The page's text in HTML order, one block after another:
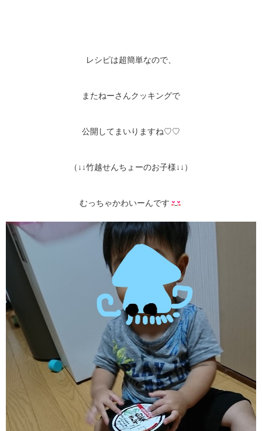
レシピは超簡単なので、
またねーさんクッキングで
公開してまいりますね♡♡
（↓↓竹越せんちょーのお子様↓↓）
むっちゃかわいーんです